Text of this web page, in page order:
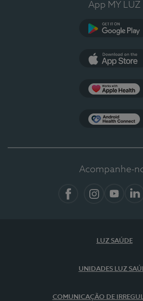
App MY LUZ
Acompanhe-
LUZ SAÚDE
UNIDADES LUZ
COMUNICAÇÃO DE